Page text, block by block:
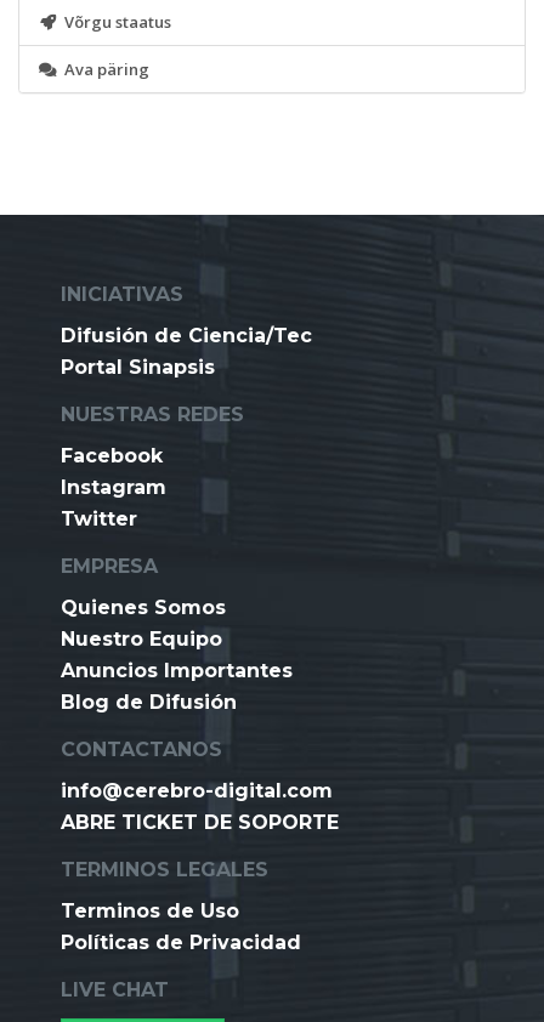
Võrgu staatus
Ava päring
INICIATIVAS
Difusión de Ciencia/Tec
Portal Sinapsis
NUESTRAS REDES
Facebook
Instagram
Twitter
EMPRESA
Quienes Somos
Nuestro Equipo
Anuncios Importantes
Blog de Difusión
CONTACTANOS
info@cerebro-digital.com
ABRE TICKET DE SOPORTE
TERMINOS LEGALES
Terminos de Uso
Políticas de Privacidad
LIVE CHAT